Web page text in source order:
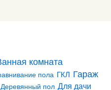
комната
пола ГКЛ Гараж
Деревянный пол Для дачи